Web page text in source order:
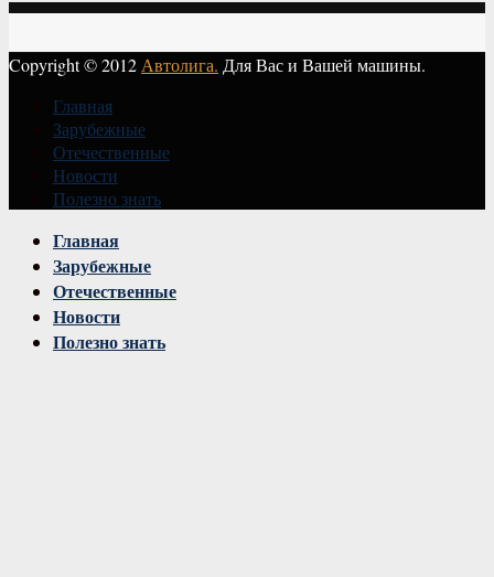
Copyright © 2012 Автолига. Для Вас и Вашей машины.
Главная
Зарубежные
Отечественные
Новости
Полезно знать
Главная
Зарубежные
Отечественные
Новости
Полезно знать